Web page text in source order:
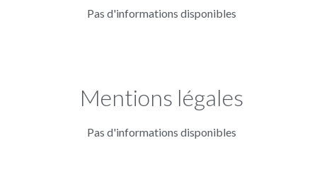
Pas d'informations disponibles
Mentions légales
Pas d'informations disponibles